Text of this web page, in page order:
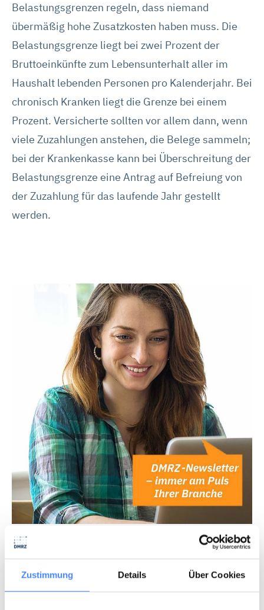
Zustimmung Details Über Cookies
Belastungsgrenzen regeln, dass niemand
übermäßig hohe Zusatzkosten haben muss. Die
Belastungsgrenze liegt bei zwei Prozent der
Bruttoeinkünfte zum Lebensunterhalt aller im
Haushalt lebenden Personen pro Kalenderjahr. Bei
chronisch Kranken liegt die Grenze bei einem
Prozent. Versicherte sollten vor allem dann, wenn
viele Zuzahlungen anstehen, die Belege sammeln;
bei der Krankenkasse kann bei Überschreitung der
Belastungsgrenze eine Antrag auf Befreiung von
der Zuzahlung für das laufende Jahr gestellt
werden.
Abonniere unseren Newsletter
Profitiere von den aktuellen News deiner Branche!
NEWSLETTER